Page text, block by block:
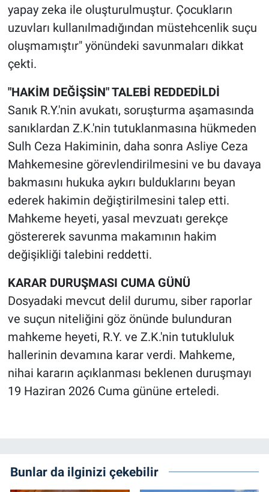
yapay zeka ile oluşturulmuştur. Çocukların
uzuvları kullanılmadığından müstehcenlik suçu
oluşmamıştır" yönündeki savunmaları dikkat
çekti.
"HAKİM DEĞİŞSİN" TALEBİ REDDEDİLDİ
Sanık R.Y.'nin avukatı, soruşturma aşamasında
sanıklardan Z.K.'nin tutuklanmasına hükmeden
Sulh Ceza Hakiminin, daha sonra Asliye Ceza
Mahkemesine görevlendirilmesini ve bu davaya
bakmasını hukuka aykırı bulduklarını beyan
ederek hakimin değiştirilmesini talep etti.
Mahkeme heyeti, yasal mevzuatı gerekçe
göstererek savunma makamının hakim
değişikliği talebini reddetti.
KARAR DURUŞMASI CUMA GÜNÜ
Dosyadaki mevcut delil durumu, siber raporlar
ve suçun niteliğini göz önünde bulunduran
mahkeme heyeti, R.Y. ve Z.K.'nin tutukluluk
hallerinin devamına karar verdi. Mahkeme,
nihai kararın açıklanması beklenen duruşmayı
19 Haziran 2026 Cuma gününe erteledi.
Bunlar da ilginizi çekebilir